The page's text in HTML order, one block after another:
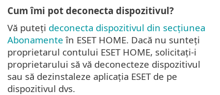
Cum îmi pot deconecta dispozitivul?
Vă puteți deconecta dispozitivul din secțiunea
Abonamente în ESET HOME. Dacă nu sunteți
proprietarul contului ESET HOME, solicitați-i
proprietarului să vă deconecteze dispozitivul
sau să dezinstaleze aplicația ESET de pe
dispozitivul dvs.